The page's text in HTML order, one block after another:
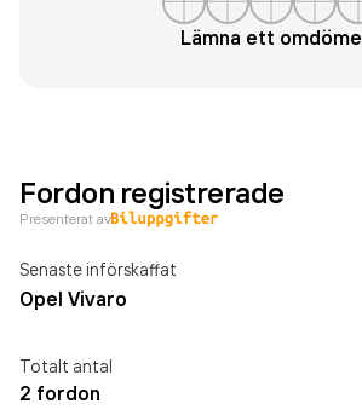
Lämna ett omdöme
Fordon registrerade
Presenterat av
Senaste införskaffat
Opel Vivaro
Totalt antal
2 fordon